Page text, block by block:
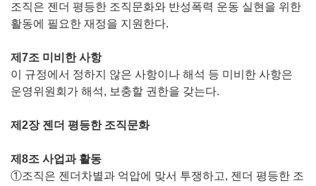
조직은 젠더 평등한 조직문화와 반성폭력 운동 실현을 위한
활동에 필요한 재정을 지원한다.
제7조 미비한 사항
이 규정에서 정하지 않은 사항이나 해석 등 미비한 사항은
운영위원회가 해석, 보충할 권한을 갖는다.
제2장 젠더 평등한 조직문화
제8조 사업과 활동
①조직은 젠더차별과 억압에 맞서 투쟁하고, 젠더 평등한 조